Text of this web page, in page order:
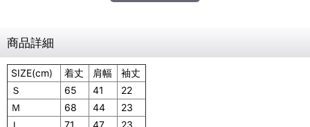
商品詳細
SIZE(cm) 着丈 肩幅
袖丈
Ｓ
65 41
22
Ｍ
68 44
23